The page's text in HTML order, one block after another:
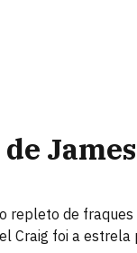
repleto de
Craig foi a